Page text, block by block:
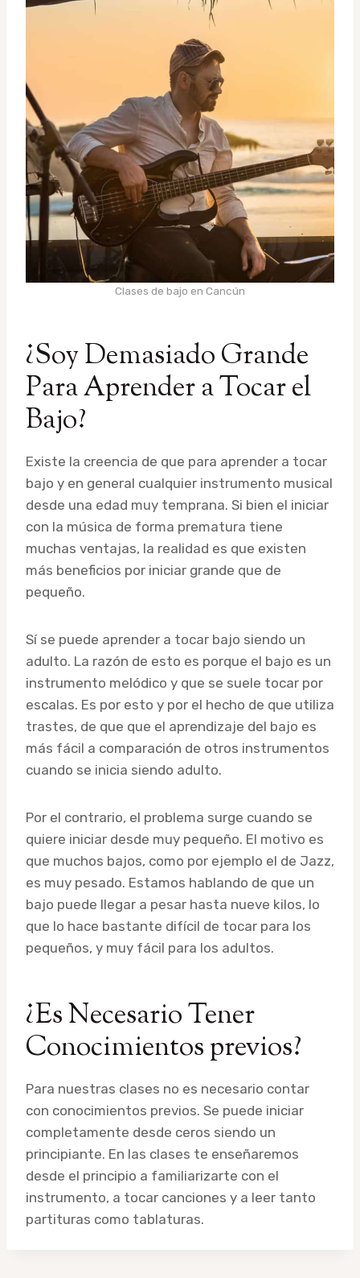
Clases de bajo en Cancún
¿Soy Demasiado Grande
Para Aprender a Tocar el
Bajo?
Existe la creencia de que para aprender a tocar
bajo y en general cualquier instrumento musical
desde una edad muy temprana. Si bien el iniciar
con la música de forma prematura tiene
muchas ventajas, la realidad es que existen
más beneficios por iniciar grande que de
pequeño.
Sí se puede aprender a tocar bajo siendo un
adulto. La razón de esto es porque el bajo es un
instrumento melódico y que se suele tocar por
escalas. Es por esto y por el hecho de que utiliza
trastes, de que que el aprendizaje del bajo es
más fácil a comparación de otros instrumentos
cuando se inicia siendo adulto.
Por el contrario, el problema surge cuando se
quiere iniciar desde muy pequeño. El motivo es
que muchos bajos, como por ejemplo el de Jazz,
es muy pesado. Estamos hablando de que un
bajo puede llegar a pesar hasta nueve kilos, lo
que lo hace bastante difícil de tocar para los
pequeños, y muy fácil para los adultos.
¿Es Necesario Tener
Conocimientos previos?
Para nuestras clases no es necesario contar
con conocimientos previos. Se puede iniciar
completamente desde ceros siendo un
principiante. En las clases te enseñaremos
desde el principio a familiarizarte con el
instrumento, a tocar canciones y a leer tanto
partituras como tablaturas.